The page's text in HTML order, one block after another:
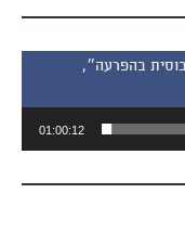
״בוסית בהפרעה״,
01:00:12